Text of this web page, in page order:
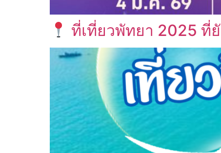
ที่เที่ยวพัทยา 2025 ที่